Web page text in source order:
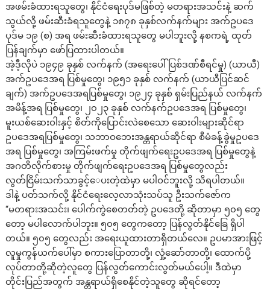
အဖမ်းခံထားရသူတွေ၊ နိုင်ငံရေးပုဒ်မဖြစ်တဲ့ မတရားအသင်းနဲ့ ဆက်
သွယ်လို့ ဖမ်းဆီးခံရသူတွေနဲ့ ၁၈၇၈ ခုနှစ်လက်နက်များ အက်ဥပဒေ
ပုဒ်မ ၁၉ (စ) အရ ဖမ်းဆီးခံထားရသူတွေ မပါဘူးလို့ နစကရဲ့ ထုတ်
ပြန်ချက်မှာ ဖော်ပြထားပါတယ်။
အဲ့ဒီ့လိုပဲ ၁၉၄၉ ခုနှစ် လက်နက် (အရေးပေါ်ပြစ်ဒဏ်စီရင်မှု) (ယာယီ)
အက်ဥပဒေအရ ပြစ်မှုတွေ၊ ၁၉၅၁ ခုနှစ် လက်နက် (ယာယီပြင်ဆင်
ချက်) အက်ဥပဒေအရပြစ်မှုတွေ၊ ၁၉၂၄ ခုနှစ် ရှမ်းပြည်နယ် လက်နက်
အမိန့်အရ ပြစ်မှုတွေ၊ ၂၀၂၃ ခုနှစ် လက်နက်ဥပဒေအရ ပြစ်မှုတွေ၊
မူးယစ်ဆေးဝါးနှင့် စိတ်ကိုပြောင်းလဲစေသော ဆေးဝါးများဆိုင်ရာ
ဥပဒေအရပြစ်မှုတွေ၊ သဘာဝဘေးအန္တရာယ်ဆိုင်ရာ စီမံခန့်ခွဲမှုဥပဒေ
အရ ပြစ်မှုတွေ၊ အကြမ်းဖက်မှု တိုက်ဖျက်ရေးဥပဒေအရ ပြစ်မှုတွေနဲ့
အဂတိလိုက်စားမှု တိုက်ဖျက်ရေးဥပဒေအရ ပြစ်မှုတွေလည်း
လွတ်ငြိမ်းသက်သာခွင့်ေပးတဲ့ထဲမှာ မပါဝင်ဘူးလို့ သိရပါတယ်။
ဒါနဲ့ ပတ်သက်လို့ နိုင်ငံရေးလေ့လာသုံးသပ်သူ ဦးသက်ဇော်က
“မတရားအသင်း၊ ပေါက်ကွဲစေတတ်တဲ့ ဥပဒေတို့ ဆိုတာမှာ ၅၀၅ တွေ
တော့ မပါလောက်ပါဘူး။ ၅၀၅ တွေကတော့ ပြန်လွတ်နိုင်ခြေ ရှိပါ
တယ်။ ၅၀၅ တွေလည်း အရေးယူထားတာရှိတယ်လေ။ ဥပမာအားဖြင့်
လူမှုကွန်ယက်ပေါ်မှာ စကားပြောတာတို့၊ လှုံ့ဆော်တာတို့၊ ထောက်ပို့
လုပ်တာတို့ဆိုတဲ့လူတွေ ပြန်လွတ်ကောင်းလွတ်မယ်ပေါ့။ ဒီထဲမှာ
တိုင်းပြည်အတွက် အန္တရာယ်ရှိစေနိုင်တဲ့သူတွေ ဆိုရင်တော့